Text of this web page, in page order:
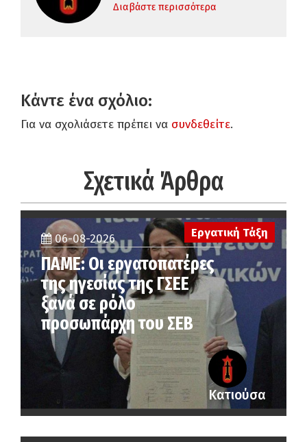
Διαβάστε περισσότερα
Κάντε ένα σχόλιο:
Για να σχολιάσετε πρέπει να συνδεθείτε.
Σχετικά Άρθρα
Εργατική Τάξη
06-08-2026
ΠΑΜΕ: Οι εργατοπατέρες
της ηγεσίας της ΓΣΕΕ
ξανά σε ρόλο
προσωπάρχη του ΣΕΒ
Κατιούσα